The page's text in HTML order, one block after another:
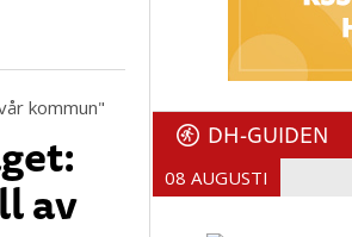
av
DH-GUIDEN
08 AUGUSTI